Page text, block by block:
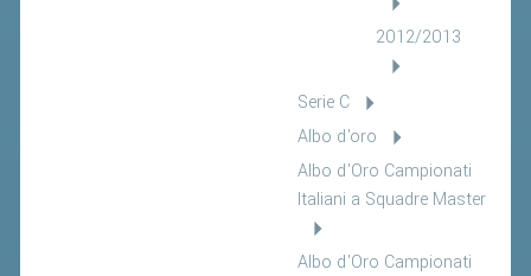
2012/2013
Serie C
Albo d'oro
Albo d'Oro Campionati
Italiani a Squadre Master
Albo d'Oro Campionati